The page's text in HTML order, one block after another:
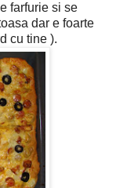
farfurie si se
dar e foarte
cu tine ).